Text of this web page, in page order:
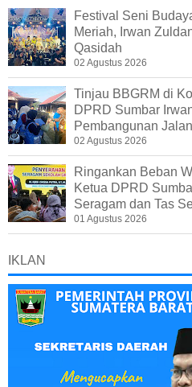
Festival Seni
Meriah, Irwan
Qasidah
02 Agustus 2026
Tinjau BBGRM di
DPRD Sumbar
Pembangunan Jalan
02 Agustus 2026
Ringankan Beban
Ketua DPRD
Seragam dan Tas
01 Agustus 2026
IKLAN